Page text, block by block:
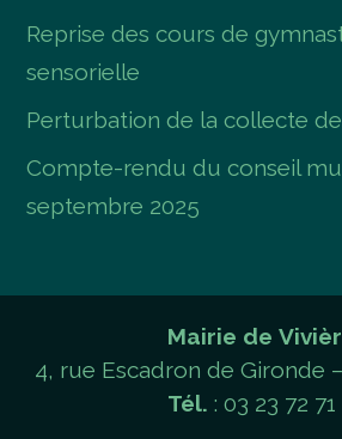
Reprise des cours de
sensorielle
Perturbation de la collecte
Compte-rendu du conseil
septembre 2025
Mairie de
4, rue Escadron de Gironde
Tél. : 03 23 72